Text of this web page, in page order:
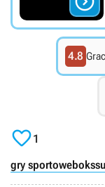
4.8
1
gry sportoweboks